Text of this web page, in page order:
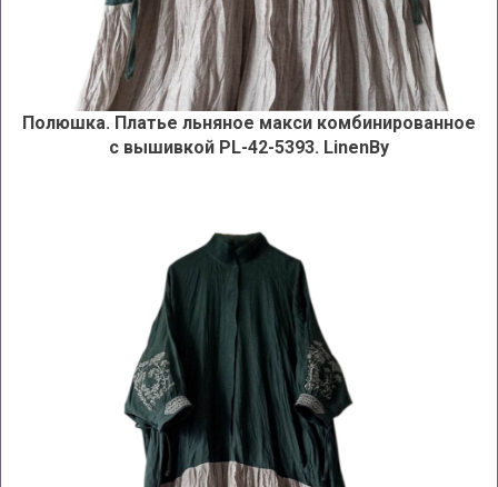
Полюшка. Платье льняное макси комбинированное
с вышивкой PL-42-5393. LinenBy